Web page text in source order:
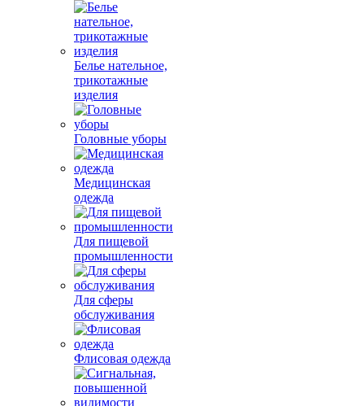
Белье нательное,
трикотажные
изделия
Головные уборы
Медицинская
одежда
Для пищевой
промышленности
Для сферы
обслуживания
Флисовая одежда